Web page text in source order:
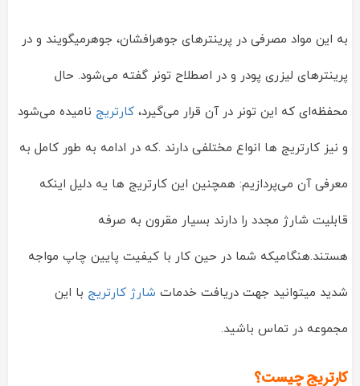
به این مواد مصرفی در پرینترهای جوهرافشان، جوهرمیگویند و در
پرینترهای لیزری پودر و در اصطلاح تونر گفته می‌شود. حال
محفظه‌ای که این تونر در آن قرار می‌گیرد، کارتریج نامیده می‌شود
و نیز کارتریج ها انواع مختلفی دارند .که در ادامه به طور کامل به
معرفی آن می‌پردازیم: همچنین این کارتریج ها یه دلیل اینکه
قابلیت شارژ مجدد را دارند بسیار مقرون به صرفه
هستند.هنگامیکه شما در حین کار با کیفیت پایین چاپ مواجه
شدید میتوانید جهت دریافت خدمات شارژ کارتریج با این
مجموعه در تماس باشید.
کارتریج چیست؟